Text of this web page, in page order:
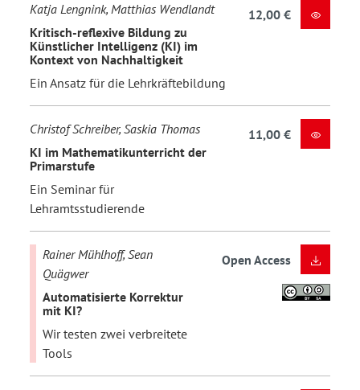
Katja Lengnink, Matthias Wendlandt
Kritisch-reflexive Bildung zu
Künstlicher Intelligenz (KI) im
Kontext von Nachhaltigkeit
Ein Ansatz für die Lehrkräftebildung
12,00 €
Christof Schreiber, Saskia Thomas
KI im Mathematikunterricht der
Primarstufe
Ein Seminar für
Lehramtsstudierende
11,00 €
Rainer Mühlhoff, Sean
Quägwer
Automatisierte Korrektur
mit KI?
Wir testen zwei verbreitete
Tools
Open Access